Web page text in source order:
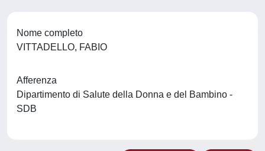
Nome completo
VITTADELLO, FABIO
Afferenza
Dipartimento di Salute della Donna e del Bambino -
SDB